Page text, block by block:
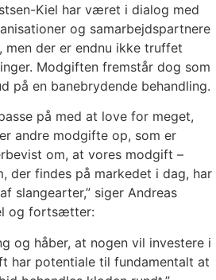
Kiel har været i dialog med
og samarbejdspartnere
der er endnu ikke truffet
Modgiften fremstår dog som
på en banebrydende behandling.
på med at love for meget,
andre modgifte op, som er
om, at vores modgift –
der findes på markedet i dag, har
slangearter,” siger Andreas
og fortsætter:
og håber, at nogen vil investere i
har potentiale til fundamentalt at